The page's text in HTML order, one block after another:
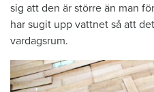
sig att den är större än man
har sugit upp vattnet så att
vardagsrum.